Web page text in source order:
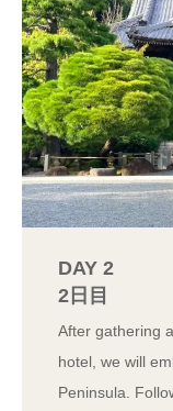
DAY 2
2日目
After gathering
hotel, we will
Peninsula.